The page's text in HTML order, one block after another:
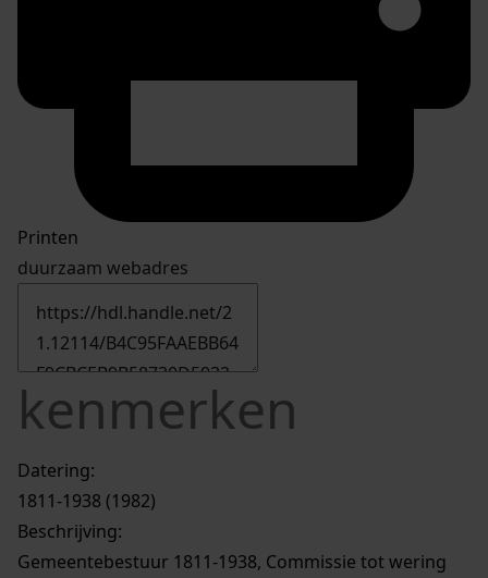
Printen
duurzaam webadres
kenmerken
Datering:
1811-1938 (1982)
Beschrijving:
Gemeentebestuur 1811-1938, Commissie tot wering